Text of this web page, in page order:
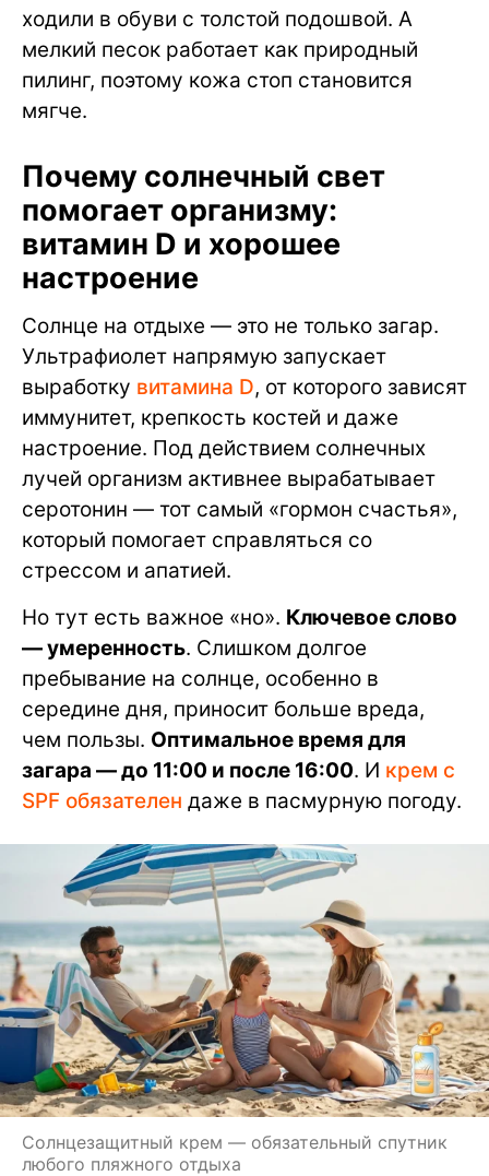
ходили в обуви с толстой подошвой. А
мелкий песок работает как природный
пилинг, поэтому кожа стоп становится
мягче.
Почему солнечный свет
помогает организму:
витамин D и хорошее
настроение
Солнце на отдыхе — это не только загар.
Ультрафиолет напрямую запускает
выработку витамина D, от которого зависят
иммунитет, крепкость костей и даже
настроение. Под действием солнечных
лучей организм активнее вырабатывает
серотонин — тот самый «гормон счастья»,
который помогает справляться со
стрессом и апатией.
Но тут есть важное «но». Ключевое слово
— умеренность. Слишком долгое
пребывание на солнце, особенно в
середине дня, приносит больше вреда,
чем пользы. Оптимальное время для
загара — до 11:00 и после 16:00. И крем с
SPF обязателен даже в пасмурную погоду.
Солнцезащитный крем — обязательный спутник
любого пляжного отдыха